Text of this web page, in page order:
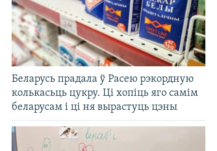
Беларусь прадала ў Расею рэкордную
колькасьць цукру. Ці хопіць яго самім
беларусам і ці ня вырастуць цэны